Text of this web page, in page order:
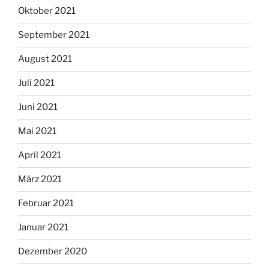
Oktober 2021
September 2021
August 2021
Juli 2021
Juni 2021
Mai 2021
April 2021
März 2021
Februar 2021
Januar 2021
Dezember 2020